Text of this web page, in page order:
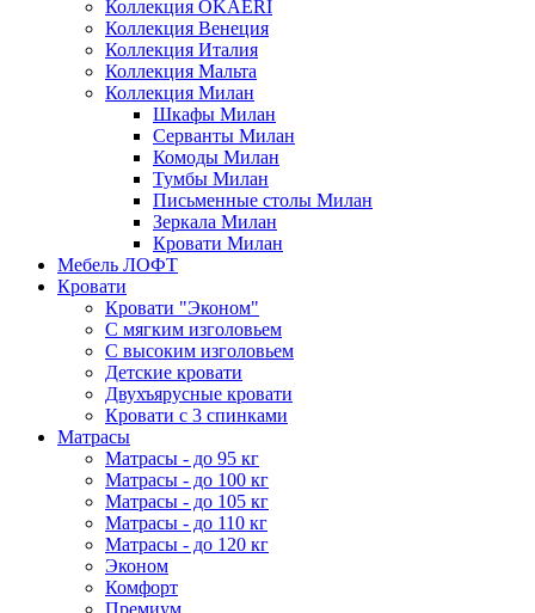
Коллекция OKAERI
Коллекция Венеция
Коллекция Италия
Коллекция Мальта
Коллекция Милан
Шкафы Милан
Серванты Милан
Комоды Милан
Тумбы Милан
Письменные столы Милан
Зеркала Милан
Кровати Милан
Мебель ЛОФТ
Кровати
Кровати "Эконом"
С мягким изголовьем
С высоким изголовьем
Детские кровати
Двухъярусные кровати
Кровати с 3 спинками
Матрасы
Матрасы - до 95 кг
Матрасы - до 100 кг
Матрасы - до 105 кг
Матрасы - до 110 кг
Матрасы - до 120 кг
Эконом
Комфорт
Премиум